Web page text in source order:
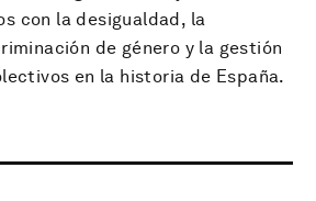
con la desigualdad, la
de género y la gestión
en la historia de España.